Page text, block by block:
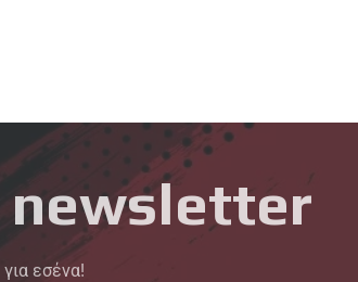
newsletter
εσένα!